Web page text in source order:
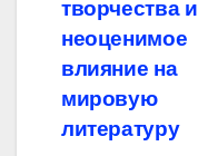
творчества и
неоценимое
влияние на
мировую
литературу